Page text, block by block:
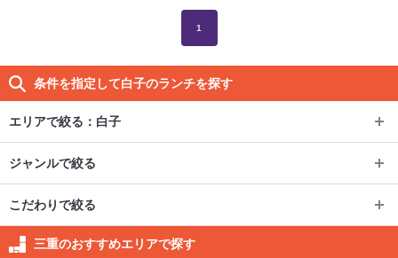
1
条件を指定して白子のランチを探す
エリアで絞る：白子
エリアで絞る： 白子
四日市
四日市市その他
松阪
ジャンルで絞る
ジャンルで絞る
カフェ・スイーツ
こだわりで絞る
こだわりで絞る
個室三重のおすすめエリアで探す